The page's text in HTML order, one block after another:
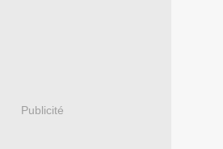
Publicité